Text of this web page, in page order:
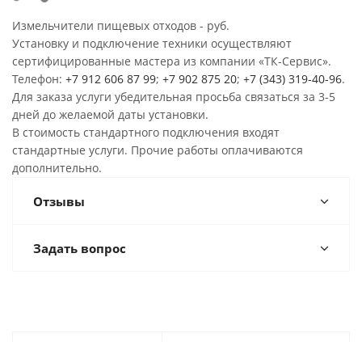
Измельчители пищевых отходов - руб.
Установку и подключение техники осуществляют
сертифицированные мастера из компании «ТК-Сервис».
Телефон: +7 912 606 87 99; +7 902 875 20; +7 (343) 319-40-96.
Для заказа услуги убедительная просьба связаться за 3-5
дней до желаемой даты установки.
В стоимость стандартного подключения входят
стандартные услуги. Прочие работы оплачиваются
дополнительно.
Отзывы
Задать вопрос